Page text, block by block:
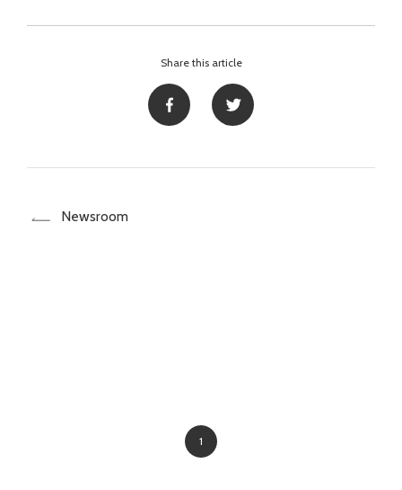
Share this article
Newsroom
1